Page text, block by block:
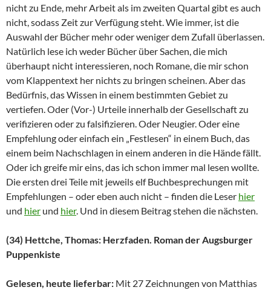
nicht zu Ende, mehr Arbeit als im zweiten Quartal gibt es auch
nicht, sodass Zeit zur Verfügung steht. Wie immer, ist die
Auswahl der Bücher mehr oder weniger dem Zufall überlassen.
Natürlich lese ich weder Bücher über Sachen, die mich
überhaupt nicht interessieren, noch Romane, die mir schon
vom Klappentext her nichts zu bringen scheinen. Aber das
Bedürfnis, das Wissen in einem bestimmten Gebiet zu
vertiefen. Oder (Vor-) Urteile innerhalb der Gesellschaft zu
verifizieren oder zu falsifizieren. Oder Neugier. Oder eine
Empfehlung oder einfach ein „Festlesen“ in einem Buch, das
einem beim Nachschlagen in einem anderen in die Hände fällt.
Oder ich greife mir eins, das ich schon immer mal lesen wollte.
Die ersten drei Teile mit jeweils elf Buchbesprechungen mit
Empfehlungen – oder eben auch nicht – finden die Leser hier
und hier und hier. Und in diesem Beitrag stehen die nächsten.
(34) Hettche, Thomas: Herzfaden. Roman der Augsburger
Puppenkiste
Gelesen, heute lieferbar: Mit 27 Zeichnungen von Matthias